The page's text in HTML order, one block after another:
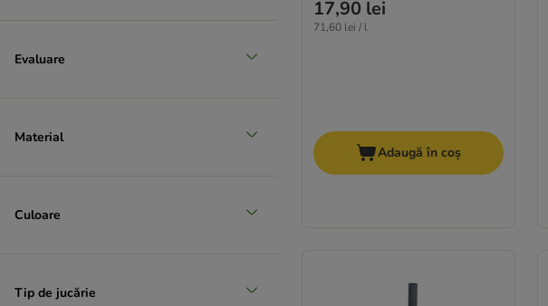
Evaluare
Material
Culoare
Tip de jucărie
17,90 lei
71,60 lei / l
Adaugă în coș